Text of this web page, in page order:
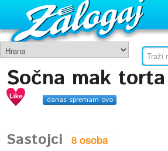
Sočna mak torta
danas spremam ovo
Sastojci